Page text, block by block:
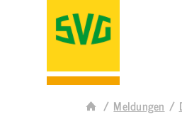
Meldungen